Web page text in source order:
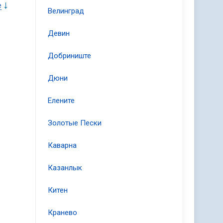
Велинград
Девин
Добриниште
Дюни
Елените
Золотые Пески
Каварна
Казанлык
Китен
Кранево